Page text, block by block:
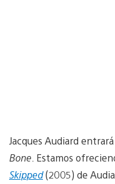
Jacques Audiard
Bone . Estamos
Skipped(2005) de